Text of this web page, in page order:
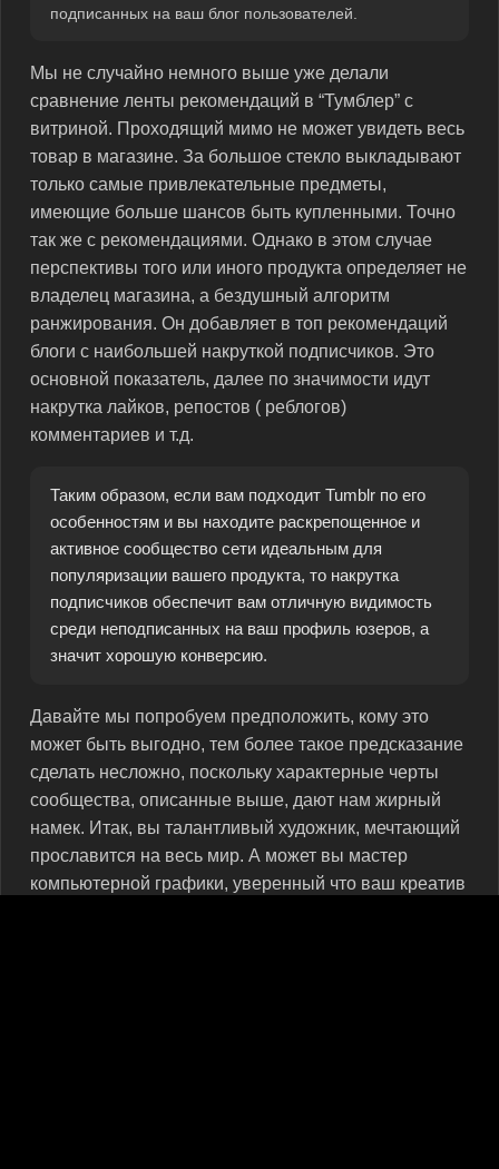
подписанных на ваш блог пользователей.
Мы не случайно немного выше уже делали
сравнение ленты рекомендаций в “Тумблер” с
витриной. Проходящий мимо не может увидеть весь
товар в магазине. За большое стекло выкладывают
только самые привлекательные предметы,
имеющие больше шансов быть купленными. Точно
так же с рекомендациями. Однако в этом случае
перспективы того или иного продукта определяет не
владелец магазина, а бездушный алгоритм
ранжирования. Он добавляет в топ рекомендаций
блоги с наибольшей накруткой подписчиков. Это
основной показатель, далее по значимости идут
накрутка лайков, репостов ( реблогов)
комментариев и т.д.
Таким образом, если вам подходит Tumblr по его
особенностям и вы находите раскрепощенное и
активное сообщество сети идеальным для
популяризации вашего продукта, то накрутка
подписчиков обеспечит вам отличную видимость
среди неподписанных на ваш профиль юзеров, а
значит хорошую конверсию.
Давайте мы попробуем предположить, кому это
может быть выгодно, тем более такое предсказание
сделать несложно, поскольку характерные черты
сообщества, описанные выше, дают нам жирный
намек. Итак, вы талантливый художник, мечтающий
прославится на весь мир. А может вы мастер
компьютерной графики, уверенный что ваш креатив